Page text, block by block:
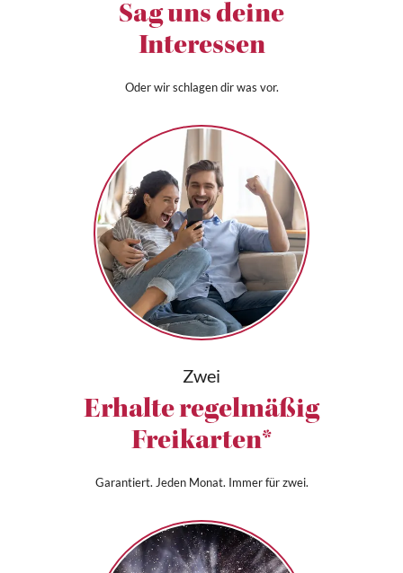
Sag uns deine
Interessen
Oder wir schlagen dir was vor.
Zwei
Erhalte regelmäßig
Freikarten*
Garantiert. Jeden Monat. Immer für zwei.